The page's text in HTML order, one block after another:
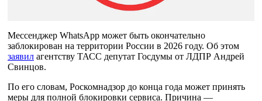
Мессенджер WhatsApp может быть окончательно
заблокирован на территории России в 2026 году. Об этом
заявил агентству ТАСС депутат Госдумы от ЛДПР Андрей
Свинцов.
По его словам, Роскомнадзор до конца года может принять
меры для полной блокировки сервиса. Причина —